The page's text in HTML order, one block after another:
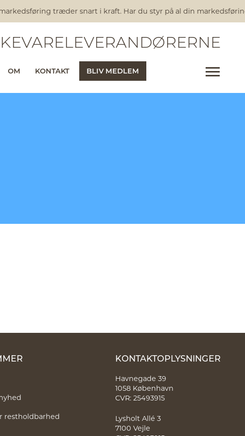
træder snart i kraft. Har du styr på al din
OM KONTAKT BLIV MEDLEM
restholdbarhed
KONTAKTOPLYSNINGER
Havnegade 39
1058 København
CVR: 25493915
Lysholt Allé 3
7100 Vejle